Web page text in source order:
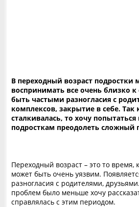
В переходный возраст подростки
воспринимать все очень близко к
быть частыми разногласия с
комплексов, закрытие в себе. Так
сталкивалась, то хочу
подросткам преодолеть сложный
Переходный возраст – это то время,
может быть очень уязвим.
разногласия с родителями,
проблем было меньше хочу
справлялась с этим периодом.